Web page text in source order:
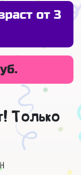
от 3
Только